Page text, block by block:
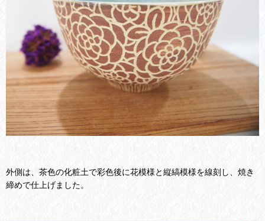
外側は、茶色の化粧土で彩色後に花模様と縦縞模様を線刻し、焼き
締めで仕上げました。